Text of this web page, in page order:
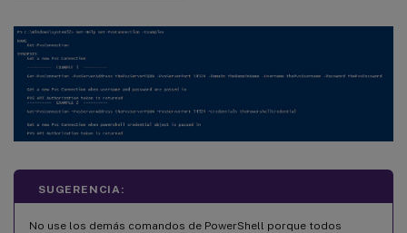
SUGERENCIA:
No use los demás comandos de PowerShell porque todos